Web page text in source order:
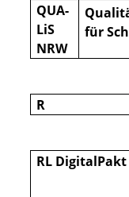
QUA-
LiS
NRW
für
R
RL DigitalPakt